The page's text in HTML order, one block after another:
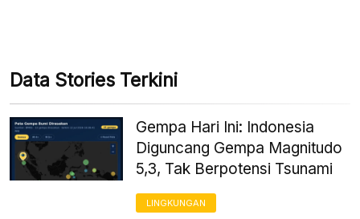
Data Stories Terkini
Gempa Hari Ini: Indonesia
Diguncang Gempa Magnitudo
5,3, Tak Berpotensi Tsunami
LINGKUNGAN